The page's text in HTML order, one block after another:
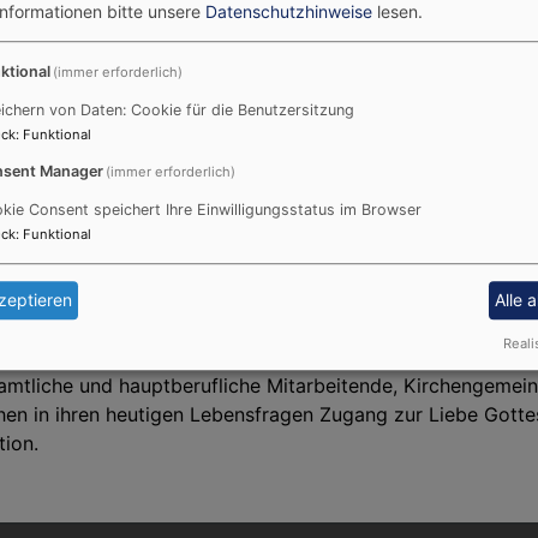
Ehrenamt – wir begleiten Sie mit Fachwissen und
und hauptberufliche Mitarbeitende,
in ihren heutigen Lebensfragen Zugang zur Liebe
bitte unsere Datenschutzhinweise lesen.
(immer erforderlich)
von Daten: Cookie für die Benutzersitzung
: Funktional
Manager (immer erforderlich)
Consent speichert Ihre Einwilligungsstatus im Browser
: Funktional
Alle